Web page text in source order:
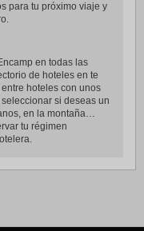
para tu próximo viaje y
en todas las
de hoteles en te
hoteles con unos
si deseas un
en la montaña…
tu régimen